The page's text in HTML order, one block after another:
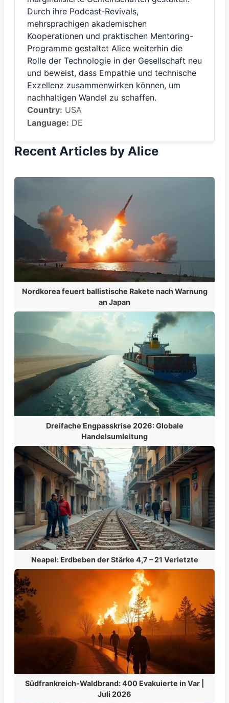
Durch ihre Podcast-Revivals,
mehrsprachigen akademischen
Kooperationen und praktischen Mentoring-
Programme gestaltet Alice weiterhin die
Rolle der Technologie in der Gesellschaft neu
und beweist, dass Empathie und technische
Exzellenz zusammenwirken können, um
nachhaltigen Wandel zu schaffen.
Country: USA
Language: DE
Recent Articles by Alice
Nordkorea feuert ballistische Rakete nach Warnung
an Japan
Dreifache Engpasskrise 2026: Globale
Handelsumleitung
Neapel: Erdbeben der Stärke 4,7 – 21 Verletzte
Südfrankreich-Waldbrand: 400 Evakuierte in Var |
Juli 2026